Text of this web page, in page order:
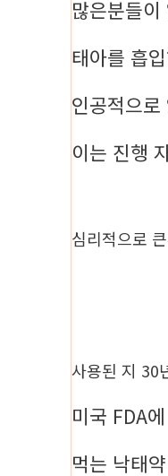
많은분들
태아를 흡
인공적으
이는 진행
심리적으로
사용된 지 30
미국 FDA
먹는 낙태